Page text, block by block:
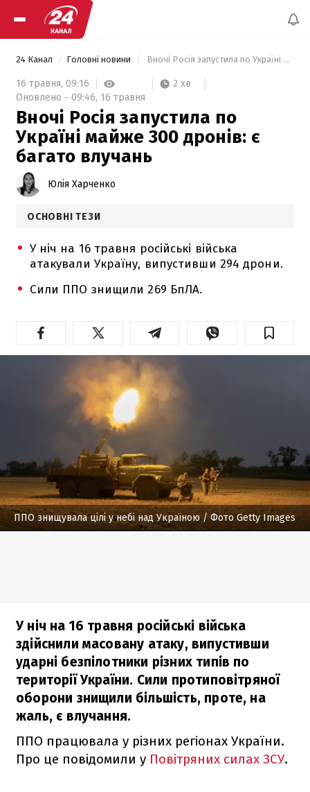
24 Канал Головні новини Вночі Росія запустила по Україні майже 300 дронів: є багато влучань
16 травня, 09:16
2 хв
Оновлено - 09:46, 16 травня
Вночі Росія запустила по
Україні майже 300 дронів: є
багато влучань
Юлія Харченко
ОСНОВНІ ТЕЗИ
У ніч на 16 травня російські війська
атакували Україну, випустивши 294 дрони.
Сили ППО знищили 269 БпЛА.
ППО знищувала цілі у небі над Україною/ Фото Getty Images
У ніч на 16 травня російські війська
здійснили масовану атаку, випустивши
ударні безпілотники різних типів по
території України. Сили протиповітряної
оборони знищили більшість, проте, на
жаль, є влучання.
ППО працювала у різних регіонах України.
Про це повідомили у Повітряних силах ЗСУ.